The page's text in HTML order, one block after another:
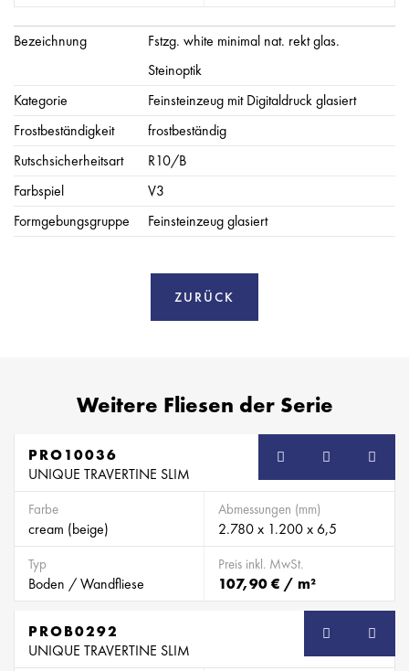
Bezeichnung
Fstzg. white minimal nat. rekt glas.
Steinoptik
Kategorie
Feinsteinzeug mit Digitaldruck glasiert
Frostbeständigkeit
frostbeständig
Rutschsicherheitsart
R10/B
Farbspiel
V3
Formgebungsgruppe
Feinsteinzeug glasiert
ZURÜCK
Weitere Fliesen der Serie
PRO10036
UNIQUE TRAVERTINE SLIM
Farbe
cream (beige)
Abmessungen (mm)
2.780 x 1.200 x 6,5
Typ
Boden / Wandfliese
Preis inkl. MwSt.
107,90 € / m²
SB
PROB0292
UNIQUE TRAVERTINE SLIM